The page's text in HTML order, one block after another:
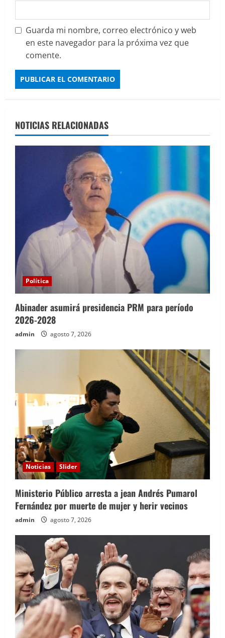
Guarda mi nombre, correo electrónico y web
en este navegador para la próxima vez que
comente.
NOTICIAS RELACIONADAS
Política
Abinader asumirá presidencia PRM para período
2026-2028
admin agosto 7, 2026
Noticias Slider
Ministerio Público arresta a jean Andrés Pumarol
Fernández por muerte de mujer y herir vecinos
admin agosto 7, 2026